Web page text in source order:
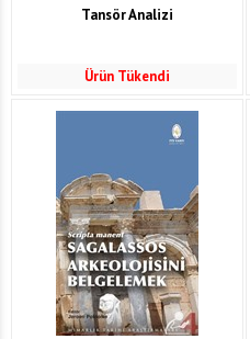
Tansör Analizi
Ürün Tükendi